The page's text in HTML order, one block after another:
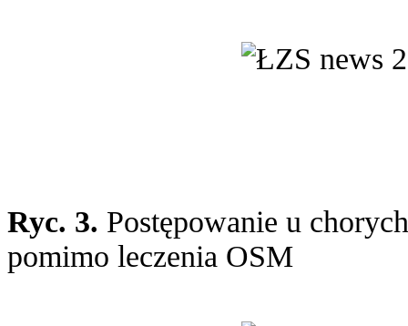
Ryc. 3. Postępowanie u
pomimo leczenia OSM